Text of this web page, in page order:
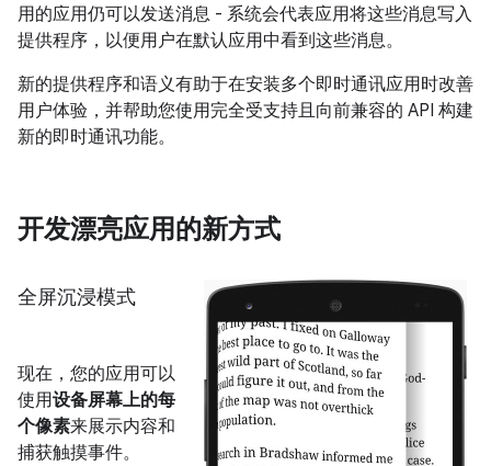
用的应用仍可以发送消息 - 系统会代表应用将这些消息写入
提供程序，以便用户在默认应用中看到这些消息。
新的提供程序和语义有助于在安装多个即时通讯应用时改善
用户体验，并帮助您使用完全受支持且向前兼容的 API 构建
新的即时通讯功能。
开发漂亮应用的新方式
全屏沉浸模式
现在，您的应用可以
使用设备屏幕上的每
个像素来展示内容和
捕获触摸事件。